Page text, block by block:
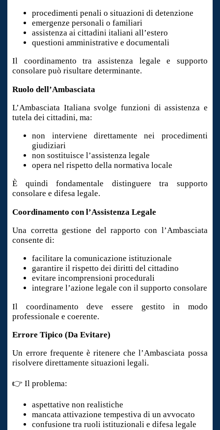
procedimenti penali o situazioni di detenzione
emergenze personali o familiari
assistenza ai cittadini italiani all’estero
questioni amministrative e documentali
Il coordinamento tra assistenza legale e supporto
consolare può risultare determinante.
Ruolo dell’Ambasciata
L’Ambasciata Italiana svolge funzioni di assistenza e
tutela dei cittadini, ma:
non interviene direttamente nei procedimenti
giudiziari
non sostituisce l’assistenza legale
opera nel rispetto della normativa locale
È quindi fondamentale distinguere tra supporto
consolare e difesa legale.
Coordinamento con l’Assistenza Legale
Una corretta gestione del rapporto con l’Ambasciata
consente di:
facilitare la comunicazione istituzionale
garantire il rispetto dei diritti del cittadino
evitare incomprensioni procedurali
integrare l’azione legale con il supporto consolare
Il coordinamento deve essere gestito in modo
professionale e coerente.
Errore Tipico (Da Evitare)
Un errore frequente è ritenere che l’Ambasciata possa
risolvere direttamente situazioni legali.
👉 Il problema:
aspettative non realistiche
mancata attivazione tempestiva di un avvocato
confusione tra ruoli istituzionali e difesa legale